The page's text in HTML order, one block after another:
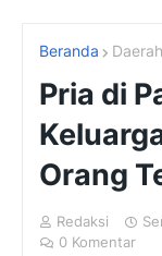
Beranda Daerah
Pria di
Orang
Redaksi
0 Komentar